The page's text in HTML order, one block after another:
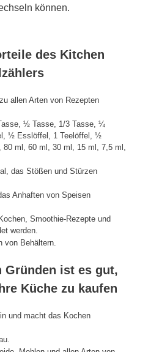
können.
des Kitchen
allen Arten von Rezepten
½ Tasse, 1/3 Tasse, ¼
½ Esslöffel, 1 Teelöffel, ½
ml, 60 ml, 30 ml, 15 ml, 7,5 ml,
das Stößen und Stürzen
Anhaften von Speisen
Smoothie-Rezepte und
werden.
von Behältern.
Gründen ist es gut,
Küche zu kaufen
und macht das Kochen